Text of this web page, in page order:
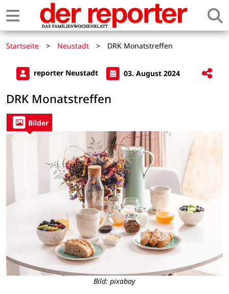
Startseite > Neustadt > DRK Monatstreffen
reporter Neustadt 03. August 2024
DRK Monatstreffen
Bilder
Bild: pixabay